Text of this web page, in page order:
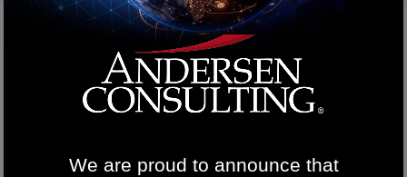
We are proud to announce that